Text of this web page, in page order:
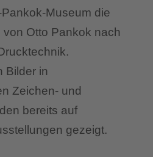
Museum die
Otto Pankok nach
Bilder in
Zeichen- und
bereits auf
gezeigt.